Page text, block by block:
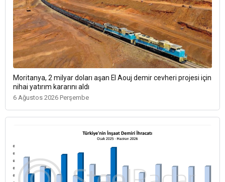
Moritanya, 2 milyar doları aşan El Aouj demir cevheri projesi için
nihai yatırım kararını aldı
6 Ağustos 2026 Perşembe